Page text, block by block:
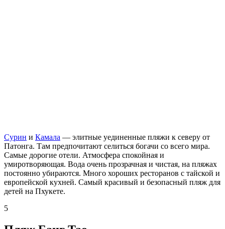
Сурин и Камала — элитные уединенные пляжи к северу от
Патонга. Там предпочитают селиться богачи со всего мира.
Самые дорогие отели. Атмосфера спокойная и
умиротворяющая. Вода очень прозрачная и чистая, на пляжах
постоянно убираются. Много хороших ресторанов с тайской и
европейской кухней. Самый красивый и безопасный пляж для
детей на Пхукете.
5